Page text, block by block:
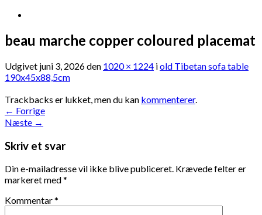
beau marche copper coloured placemat
Udgivet juni 3, 2026den 1020 × 1224 iold Tibetan sofa table
190x45x88,5cm
Trackbacks er lukket, men du kan kommenterer.
← Forrige
Næste →
Skriv et svar
Din e-mailadresse vil ikke blive publiceret. Krævede felter er
markeret med*
Kommentar*